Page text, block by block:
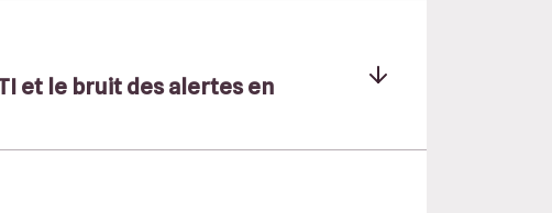
et le bruit des alertes en